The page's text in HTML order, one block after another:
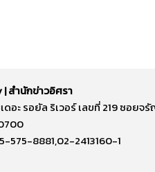
สำนักข่าวอิศรา
ดอะ รอยัล ริเวอร์ เลขที่ 219 ซอ
575-8881,02-2413160-1